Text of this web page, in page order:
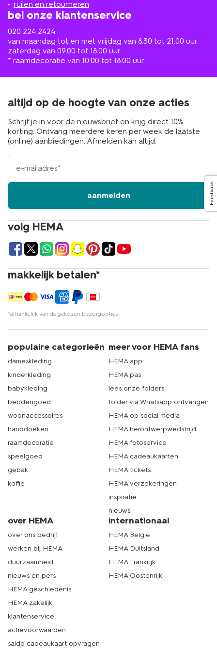
ruilen en retourneren
bel onze klantenservice
020 224 2424
van maandag tot en met vrijdag van 8.30 tot 21.00 uur
zaterdag van 09.00 tot 18.00 uur
* raamdecoratie van 10.00 tot 18.00 uur
volg HEMA
makkelijk betalen*
*afhankelijk van de gekozen bezorgopties
altijd op de hoogte van onze acties
Schrijf je in voor de nieuwsbrief en krijg direct 10%
korting. Ontvang meerdere keren per week de laatste
(online) aanbiedingen. Afmelden kan altijd.
e-
mailadres
aanmelden
populaire categorieën
dameskleding
kinderkleding
babykleding
beddengoed
woonaccessoires
handdoeken
raamdecoratie
speelgoed
gebak
koffie
meer voor HEMA fans
HEMA app
HEMA pas
lees onze folders
folder via Whatsapp ontvangen
HEMA op social media
HEMA herontwerpwedstrijd
HEMA fotoservice
HEMA cadeaukaarten
HEMA tickets
HEMA verzekeringen
inspiratie
nieuws
over HEMA
over ons bedrijf
werken bij HEMA
duurzaamheid
nieuws en pers
HEMA geschiedenis
HEMA zakelijk
klantenservice
actievoorwaarden
saldo cadeaukaart opvragen
internationaal
HEMA België
HEMA Duitsland
HEMA Frankrijk
HEMA Oostenrijk
Feedback